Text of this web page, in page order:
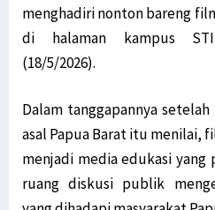
menghadiri nonton bareng
di halaman kampus
(18/5/2026).
Dalam tanggapannya
asal Papua Barat itu
menjadi media edukasi
ruang diskusi publik